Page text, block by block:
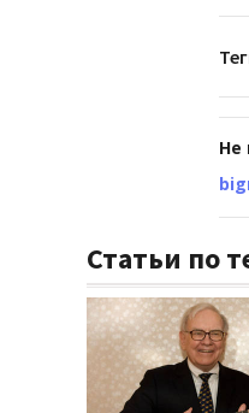
Не
Статьи по